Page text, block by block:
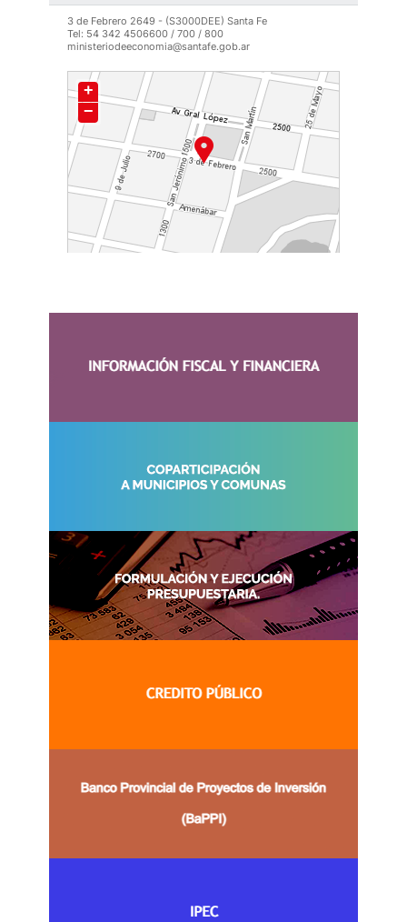
LEER MÁS >
3 de Febrero 2649 - (S3000DEE) Santa Fe
Tel: 54 342 4506600 / 700 / 800
ministeriodeeconomia@santafe.gob.ar